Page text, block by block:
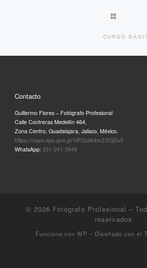
CURSO
Contacto
Guillermo Flores – Fotógrafo Profesional
Calle Contreras Medellín 464,
Zona Centro, Guadalajara, Jalisco, México.
https://maps.app.goo.gl/1tPDpAk4xrZSGjSu5
WhatsApp: 331-241-5948
© 2026 Fotógrafo Profesional –
reservados
Funciona con WP – Diseñado con el